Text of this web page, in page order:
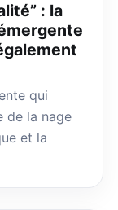
: la
qui
de la nage
et la